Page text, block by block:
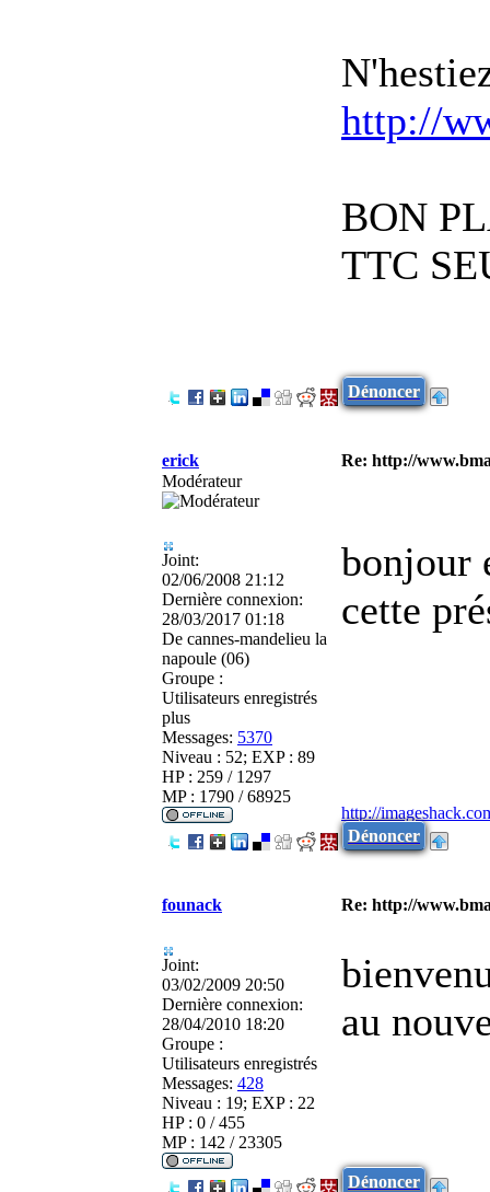
http://
BON
TTC
Dénoncer
erick
Re: http://
Modérateur
Joint:
02/06/2008 21:12
Dernière connexion:
28/03/2017 01:18
De cannes-mandelieu la
napoule (06)
Groupe :
Utilisateurs enregistrés
plus
Messages: 5370
Niveau : 52; EXP : 89
HP : 259 / 1297
MP : 1790 / 68925
bonjour
cette
http://
Dénoncer
founack Re: http://
Joint:
03/02/2009 20:50
Dernière connexion:
28/04/2010 18:20
Groupe :
Utilisateurs enregistrés
Messages: 428
Niveau : 19; EXP : 22
HP : 0 / 455
MP : 142 / 23305
au
Dénoncer